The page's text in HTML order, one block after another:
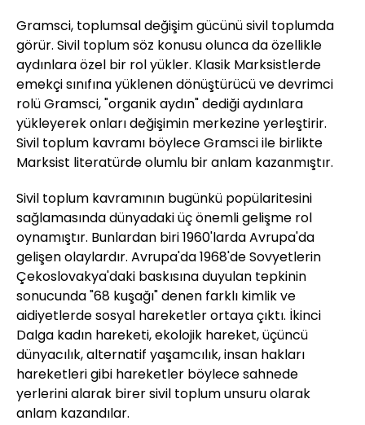
Gramsci, toplumsal değişim gücünü sivil toplumda
görür. Sivil toplum söz konusu olunca da özellikle
aydınlara özel bir rol yükler. Klasik Marksistlerde
emekçi sınıfına yüklenen dönüştürücü ve devrimci
rolü Gramsci, "organik aydın" dediği aydınlara
yükleyerek onları değişimin merkezine yerleştirir.
Sivil toplum kavramı böylece Gramsci ile birlikte
Marksist literatürde olumlu bir anlam kazanmıştır.
Sivil toplum kavramının bugünkü popülaritesini
sağlamasında dünyadaki üç önemli gelişme rol
oynamıştır. Bunlardan biri 1960'larda Avrupa'da
gelişen olaylardır. Avrupa'da 1968'de Sovyetlerin
Çekoslovakya'daki baskısına duyulan tepkinin
sonucunda "68 kuşağı" denen farklı kimlik ve
aidiyetlerde sosyal hareketler ortaya çıktı. İkinci
Dalga kadın hareketi, ekolojik hareket, üçüncü
dünyacılık, alternatif yaşamcılık, insan hakları
hareketleri gibi hareketler böylece sahnede
yerlerini alarak birer sivil toplum unsuru olarak
anlam kazandılar.